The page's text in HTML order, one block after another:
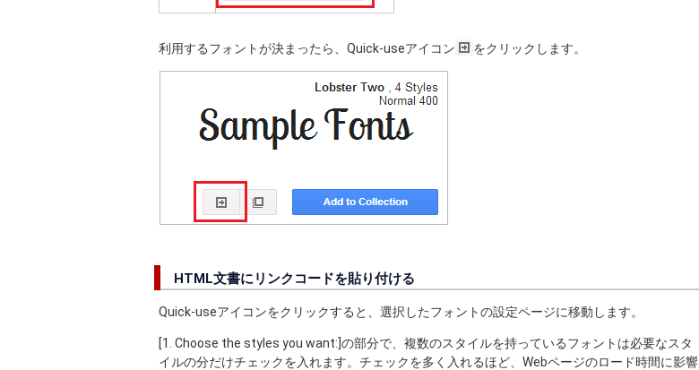
利用するフォントが決まったら、Quick-useアイコン をクリックします。
HTML文書にリンクコードを貼り付ける
Quick-useアイコンをクリックすると、選択したフォントの設定ページに移動します。
[1. Choose the styles you want:]の部分で、複数のスタイルを持っているフォントは必要なスタ
イルの分だけチェックを入れます。チェックを多く入れるほど、Webページのロード時間に影響